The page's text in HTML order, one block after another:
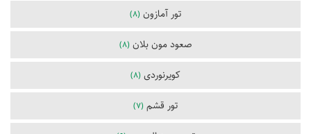
تور آمازون (8)
صعود مون بلان (8)
کویرنوردی (8)
تور قشم (7)